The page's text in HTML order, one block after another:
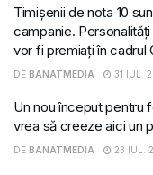
Timișenii de nota 10
campanie.
vor fi premiați în cadrul
DE BANATMEDIA 31 IUL.
Un nou început pentru
vrea să creeze aici un
DE BANATMEDIA 23 IUL.